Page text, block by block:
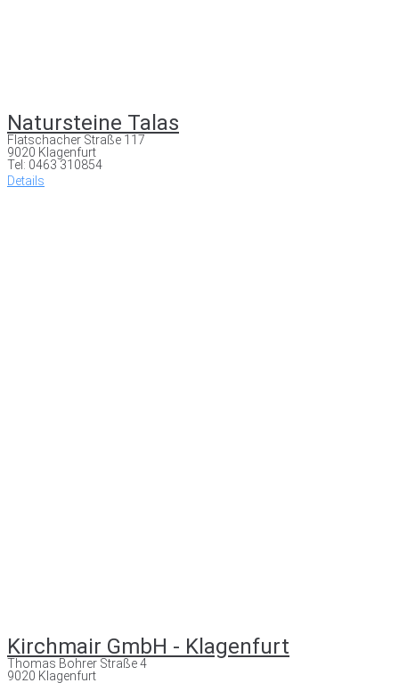
Natursteine Talas
Flatschacher Straße 117
9020 Klagenfurt
Tel: 0463 310854
Details
Kirchmair GmbH - Klagenfurt
Thomas Bohrer Straße 4
9020 Klagenfurt